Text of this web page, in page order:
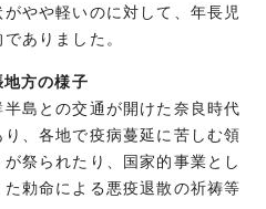
やや軽いのに対して、年長児
ありました。
方の様子
島との交通が開けた奈良時代
、各地で疫病蔓延に苦しむ領
祭られたり、国家的事業とし
勅命による悪疫退散の祈祷等